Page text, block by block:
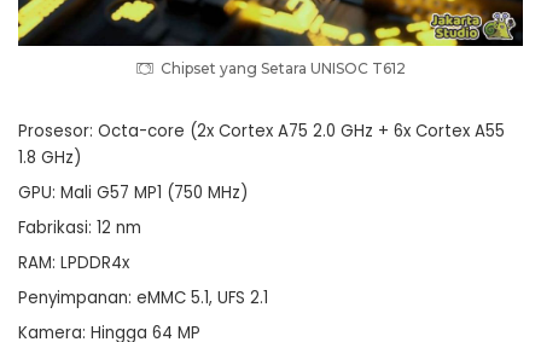
Chipset yang Setara UNISOC T612
Prosesor: Octa-core (2x Cortex A75 2.0 GHz + 6x Cortex A55
1.8 GHz)
GPU: Mali G57 MP1 (750 MHz)
Fabrikasi: 12 nm
RAM: LPDDR4x
Penyimpanan: eMMC 5.1, UFS 2.1
Kamera: Hingga 64 MP